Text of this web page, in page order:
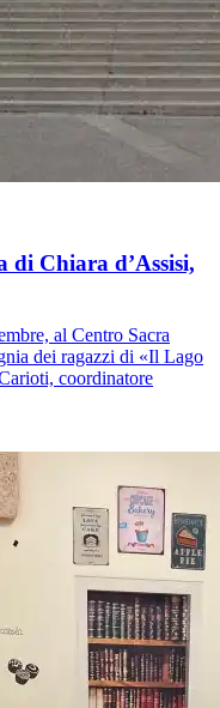
di Chiara d’Assisi,
al Centro Sacra
dei ragazzi di «Il Lago
coordinatore